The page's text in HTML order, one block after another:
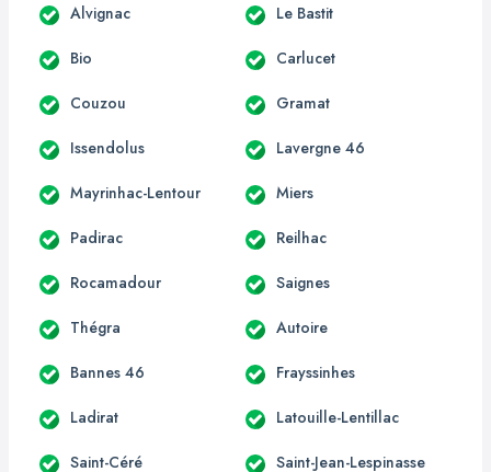
Alvignac Le Bastit
Bio Carlucet
Couzou Gramat
Issendolus Lavergne 46
Mayrinhac-Lentour Miers
Padirac Reilhac
Rocamadour Saignes
Thégra Autoire
Bannes 46 Frayssinhes
Ladirat Latouille-Lentillac
Saint-Céré Saint-Jean-Lespinasse